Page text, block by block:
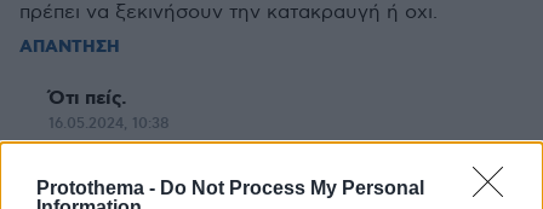
Protothema - Do Not Process My Personal
πρέπει να ξεκινήσουν την κατακραυγή ή οχι.
ΑΠΑΝΤΗΣΗ
Ότι πείς.
16.05.2024, 10:38
εξυπνάκια,συνέχιζε να ψηφίζεις Σύριζα και